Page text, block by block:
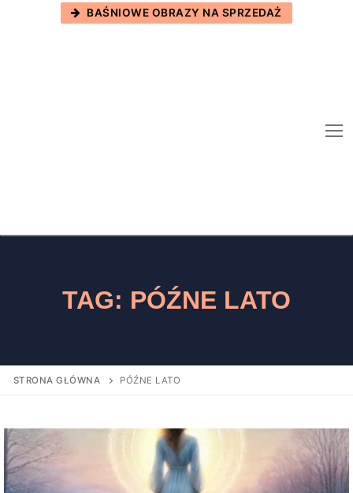
BAŚNIOWE OBRAZY NA SPRZEDAŻ
TAG: PÓŹNE LATO
STRONA GŁÓWNA PÓŹNE LATO